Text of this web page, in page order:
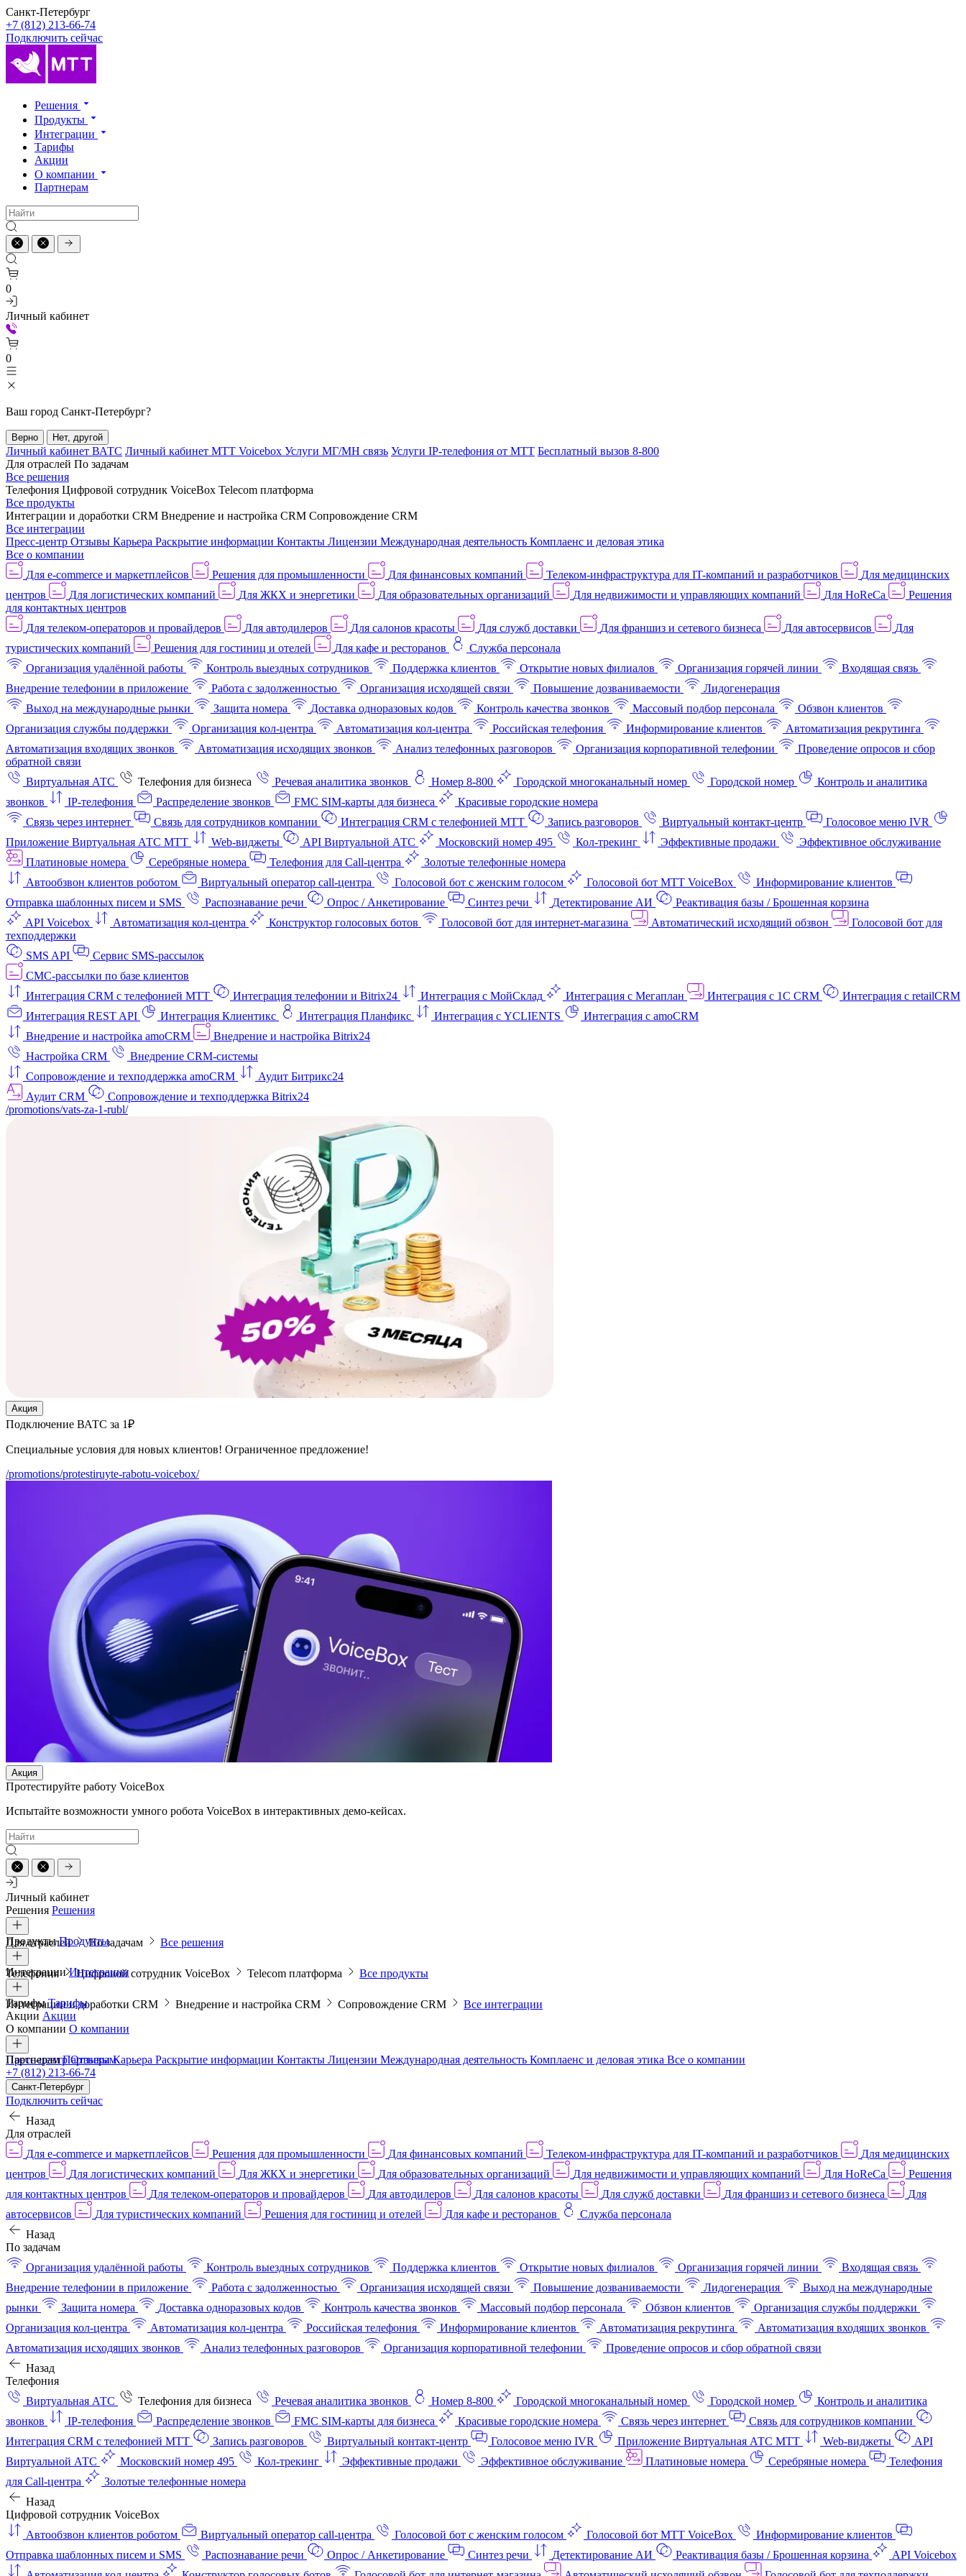
Санкт-Петербург
+7 (812) 213-66-74
Подключить сейчас
Решения
Продукты
Интеграции
Тарифы
Акции
О компании
Партнерам
0
Личный кабинет
0
Ваш город Санкт-Петербург?
Верно Нет, другой
Личный кабинет ВАТС Личный кабинет МТТ Voicebox Услуги МГ/МН связь Услуги IP-телефония от МТТ Бесплатный вызов 8-800
Для отраслей По задачам
Все решения
Телефония Цифровой сотрудник VoiceBox Telecom платформа
Все продукты
Интеграции и доработки CRM Внедрение и настройка CRM Сопровождение CRM
Все интеграции
Пресс-центр Отзывы Карьера Раскрытие информации Контакты Лицензии Международная деятельность Комплаенс и деловая этика
Все о компании
Для e-commerce и маркетплейсов
Решения для промышленности Для финансовых компаний Телеком-инфраструктура для IT-компаний и разработчиков
Для медицинских
центров
Для логистических компаний Для ЖКХ и энергетики Для образовательных организаций Для недвижимости и управляющих компаний Для HoReCa
Решения
для контактных центров
Для телеком-операторов и провайдеров
Для автодилеров Для салонов красоты Для служб доставки Для франшиз и сетевого бизнеса Для автосервисов
Для
туристических компаний
Решения для гостиниц и отелей Для кафе и ресторанов
Служба персонала
Организация удалённой работы
Контроль выездных сотрудников Поддержка клиентов Открытие новых филиалов Организация горячей линии
Входящая связь
Внедрение телефонии в приложение
Работа с задолженностью Организация исходящей связи Повышение дозваниваемости
Лидогенерация
Выход на международные рынки
Защита номера Доставка одноразовых кодов Контроль качества звонков Массовый подбор персонала
Обзвон клиентов
Организация службы поддержки
Организация кол-центра Автоматизация кол-центра Российская телефония Информирование клиентов
Автоматизация рекрутинга
Автоматизация входящих звонков
Автоматизация исходящих звонков Анализ телефонных разговоров Организация корпоративной телефонии
Проведение опросов и сбор
обратной связи
Виртуальная АТС
Телефония для бизнеса Речевая аналитика звонков Номер 8-800 Городской многоканальный номер Городской номер
Контроль и аналитика
звонков
IP-телефония Распределение звонков FMC SIM-карты для бизнеса
Красивые городские номера
Связь через интернет
Связь для сотрудников компании Интеграция CRM с телефонией МТТ Запись разговоров Виртуальный контакт‑центр
Голосовое меню IVR
Приложение Виртуальная АТС МТТ
Web-виджеты API Виртуальной АТС Московский номер 495 Кол-трекинг Эффективные продажи
Эффективное обслуживание
Платиновые номера
Серебряные номера Телефония для Call-центра
Золотые телефонные номера
Автообзвон клиентов роботом
Виртуальный оператор call-центра Голосовой бот с женским голосом Голосовой бот МТТ VoiceBox
Информирование клиентов
Отправка шаблонных писем и SMS
Распознавание речи Опрос / Анкетирование Синтез речи Детектирование АИ
Реактивация базы / Брошенная корзина
API Voicebox
Автоматизация кол‑центра Конструктор голосовых ботов Голосовой бот для интернет‑магазина Автоматический исходящий обзвон
Голосовой бот для
техподдержки
SMS API
Сервис SMS-рассылок
СМС-рассылки по базе клиентов
Интеграция CRM с телефонией МТТ
Интеграция телефонии и Bitrix24 Интеграция с МойСклад Интеграция с Мегаплан Интеграция с 1C CRM
Интеграция с retailCRM
Интеграция REST API
Интеграция Клиентикс Интеграция Планфикс Интеграция с YCLIENTS
Интеграция с amoCRM
Внедрение и настройка amoCRM
Внедрение и настройка Bitrix24
Настройка CRM
Внедрение CRM-системы
Сопровождение и техподдержка amoCRM
Аудит Битрикс24
Аудит CRM
Сопровождение и техподдержка Bitrix24
/promotions/vats-za-1-rubl/
Акция
Подключение ВАТС за 1₽
Специальные условия для новых клиентов! Ограниченное предложение!
/promotions/protestiruyte-rabotu-voicebox/
Акция
Протестируйте работу VoiceBox
Испытайте возможности умного робота VoiceBox в интерактивных демо-кейсах.
Личный кабинет
Решения Решения
Для отраслей По задачам Все решения
ПродуктыПродукты
Телефония Цифровой сотрудник VoiceBox Telecom платформа Все продукты
ИнтеграцииИнтеграции
Интеграции и доработки CRM Внедрение и настройка CRM Сопровождение CRM Все интеграции
ТарифыТарифы
Акции Акции
О компании О компании
Пресс-центрОтзывыКарьера Раскрытие информации Контакты Лицензии Международная деятельность Комплаенс и деловая этика Все о компании
ПартнерамПартнерам
+7 (812) 213-66-74
Санкт-Петербург
Подключить сейчас
Назад
Для отраслей
Для e-commerce и маркетплейсов
Решения для промышленности Для финансовых компаний Телеком-инфраструктура для IT-компаний и разработчиков
Для медицинских
центров
Для логистических компаний Для ЖКХ и энергетики Для образовательных организаций Для недвижимости и управляющих компаний Для HoReCa
Решения
для контактных центров
Для телеком-операторов и провайдеров Для автодилеров Для салонов красоты Для служб доставки Для франшиз и сетевого бизнеса
Для
автосервисов
Для туристических компаний Решения для гостиниц и отелей Для кафе и ресторанов
Служба персонала
Назад
По задачам
Организация удалённой работы
Контроль выездных сотрудников Поддержка клиентов Открытие новых филиалов Организация горячей линии
Входящая связь
Внедрение телефонии в приложение
Работа с задолженностью Организация исходящей связи Повышение дозваниваемости Лидогенерация
Выход на международные
рынки
Защита номера Доставка одноразовых кодов Контроль качества звонков Массовый подбор персонала Обзвон клиентов
Организация службы поддержки
Организация кол-центра
Автоматизация кол-центра Российская телефония Информирование клиентов Автоматизация рекрутинга
Автоматизация входящих звонков
Автоматизация исходящих звонков
Анализ телефонных разговоров Организация корпоративной телефонии
Проведение опросов и сбор обратной связи
Назад
Телефония
Виртуальная АТС
Телефония для бизнеса Речевая аналитика звонков Номер 8-800 Городской многоканальный номер Городской номер
Контроль и аналитика
звонков
IP-телефония Распределение звонков FMC SIM-карты для бизнеса Красивые городские номера Связь через интернет
Связь для сотрудников компании
Интеграция CRM с телефонией МТТ
Запись разговоров Виртуальный контакт‑центр Голосовое меню IVR Приложение Виртуальная АТС МТТ Web-виджеты
API
Виртуальной АТС
Московский номер 495 Кол-трекинг Эффективные продажи Эффективное обслуживание Платиновые номера Серебряные номера
Телефония
для Call-центра
Золотые телефонные номера
Назад
Цифровой сотрудник VoiceBox
Автообзвон клиентов роботом
Виртуальный оператор call-центра Голосовой бот с женским голосом Голосовой бот МТТ VoiceBox
Информирование клиентов
Отправка шаблонных писем и SMS
Распознавание речи Опрос / Анкетирование Синтез речи Детектирование АИ Реактивация базы / Брошенная корзина
API Voicebox